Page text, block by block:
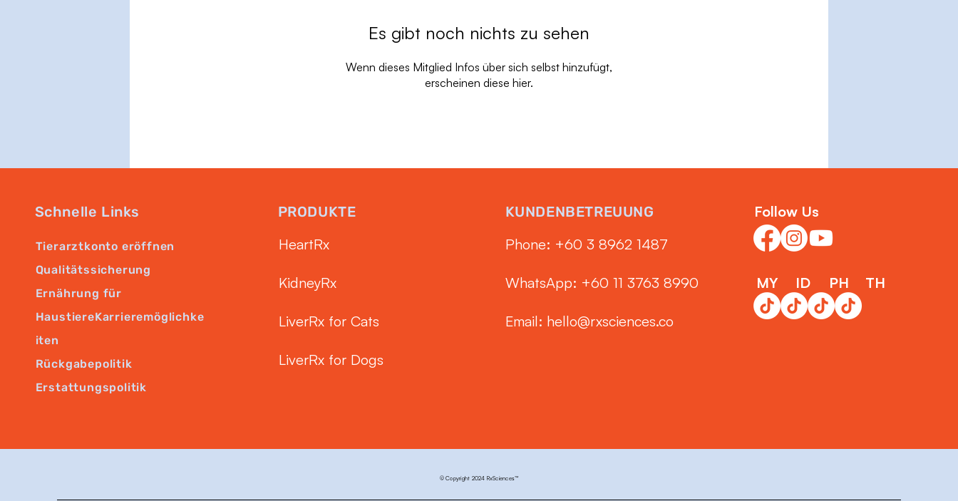
Es gibt noch nichts zu sehen
Wenn dieses Mitglied Infos über sich selbst hinzufügt,
erscheinen diese hier.
Schnelle Links
Tierarztkonto eröffnen
Qualitätssicherung
Ernährung für
HaustiereKarrieremöglichke
iten
Rückgabepolitik
Erstattungspolitik
PRODUKTE
HeartRx
KidneyRx
LiverRx for Cats
LiverRx for Dogs
KUNDENBETREUUNG
Phone: ‭+60 3 8962 1487‬
WhatsApp: +60 11 3763 8990
Email: hello@rxsciences.co
Follow Us
MY ID PH TH
© Copyright 2024 RxSciences™